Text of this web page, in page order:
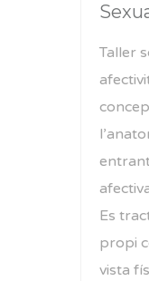
Taller
Es
propi
vista